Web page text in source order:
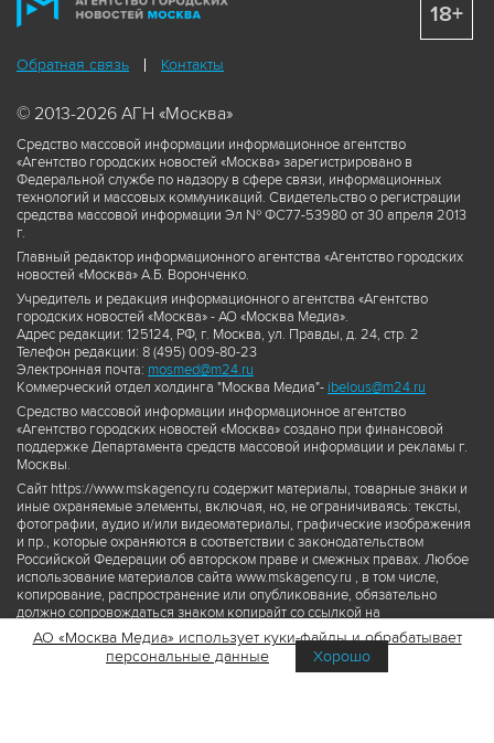
Обратная связь Контакты
© 2013-2026 АГН «Москва»
Средство массовой информации информационное агентство
«Агентство городских новостей «Москва» зарегистрировано в
Федеральной службе по надзору в сфере связи, информационных
технологий и массовых коммуникаций. Свидетельство о регистрации
средства массовой информации Эл № ФС77-53980 от 30 апреля 2013
г.
Главный редактор информационного агентства «Агентство городских
новостей «Москва» А.Б. Воронченко.
Учредитель и редакция информационного агентства «Агентство
городских новостей «Москва» - АО «Москва Медиа».
Адрес редакции: 125124, РФ, г. Москва, ул. Правды, д. 24, стр. 2
Телефон редакции: 8 (495) 009-80-23
Электронная почта: mosmed@m24.ru
Коммерческий отдел холдинга "Москва Медиа"- ibelous@m24.ru
Средство массовой информации информационное агентство
«Агентство городских новостей «Москва» создано при финансовой
поддержке Департамента средств массовой информации и рекламы г.
Москвы.
Сайт https://www.mskagency.ru содержит материалы, товарные знаки и
иные охраняемые элементы, включая, но, не ограничиваясь: тексты,
фотографии, аудио и/или видеоматериалы, графические изображения
и пр., которые охраняются в соответствии с законодательством
Российской Федерации об авторском праве и смежных правах. Любое
использование материалов сайта www.mskagency.ru , в том числе,
копирование, распространение или опубликование, обязательно
должно сопровождаться знаком копирайт со ссылкой на
правообладателя © АО «Москва Медиа», а также гиперссылкой на сайт
www.mskagency.ru как на первоисточник информации. Переработка
материалов сайта www.mskagency.ru не допускается.
18+
АО «Москва Медиа» использует куки-файлы и обрабатывает
персональные данные
Хорошо